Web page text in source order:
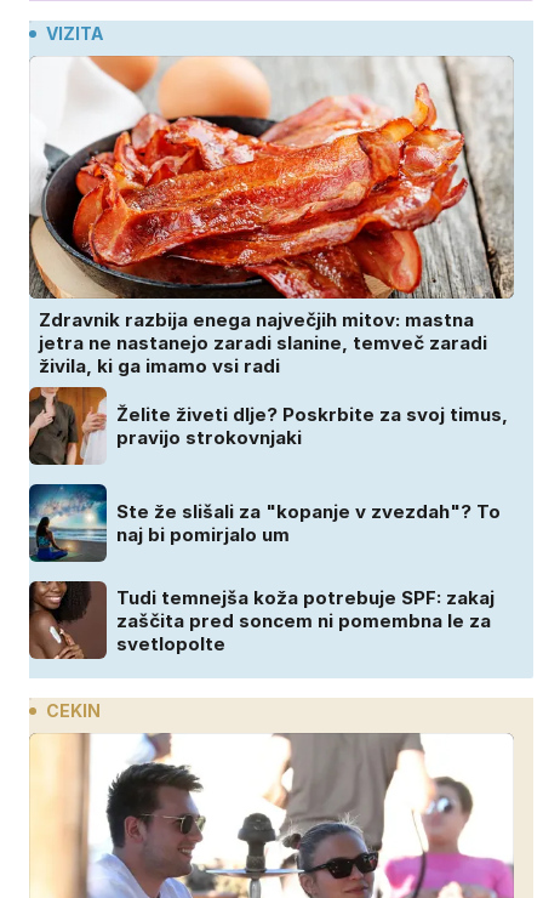
VIZITA
Zdravnik razbija enega največjih mitov: mastna
jetra ne nastanejo zaradi slanine, temveč zaradi
živila, ki ga imamo vsi radi
Želite živeti dlje? Poskrbite za svoj timus,
pravijo strokovnjaki
Ste že slišali za "kopanje v zvezdah"? To
naj bi pomirjalo um
Tudi temnejša koža potrebuje SPF: zakaj
zaščita pred soncem ni pomembna le za
svetlopolte
CEKIN